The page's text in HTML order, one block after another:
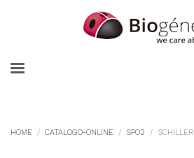
HOME CATALOGO-ONLINE SPO2 SCHILLER